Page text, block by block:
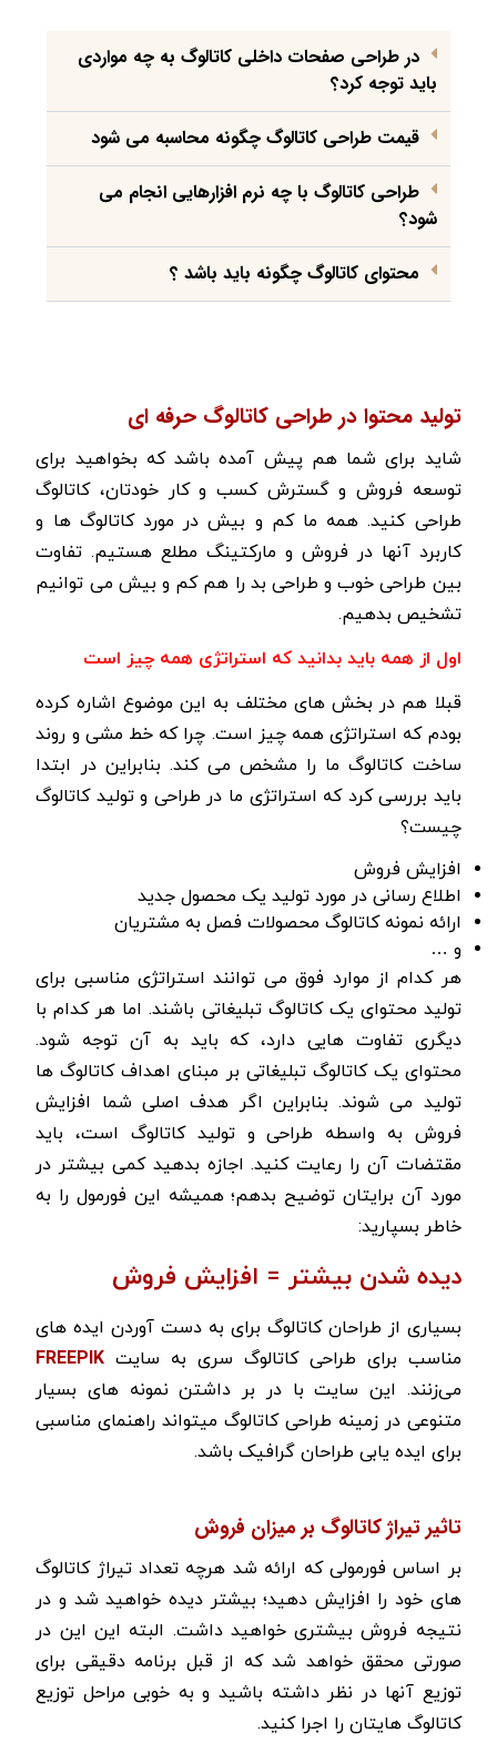
در طراحی صفحات داخلی کاتالوگ به چه مواردی
باید توجه کرد؟
قیمت طراحی کاتالوگ چگونه محاسبه می شود
طراحی کاتالوگ با چه نرم افزارهایی انجام می
شود؟
محتوای کاتالوگ چگونه باید باشد ؟
تولید محتوا در طراحی کاتالوگ حرفه ای
شاید برای شما هم پیش آمده باشد که بخواهید برای
توسعه فروش و گسترش کسب و کار خودتان، کاتالوگ
طراحی کنید. همه ما کم و بیش در مورد کاتالوگ ها و
کاربرد آنها در فروش و مارکتینگ مطلع هستیم. تفاوت
بین طراحی خوب و طراحی بد را هم کم و بیش می توانیم
تشخیص بدهیم.
اول از همه باید بدانید که استراتژی همه چیز است
قبلا هم در بخش های مختلف به این موضوع اشاره کرده
بودم که استراتژی همه چیز است. چرا که خط مشی و روند
ساخت کاتالوگ ما را مشخص می کند. بنابراین در ابتدا
باید بررسی کرد که استراتژی ما در طراحی و تولید کاتالوگ
چیست؟
افزایش فروش
اطلاع رسانی در مورد تولید یک محصول جدید
ارائه نمونه کاتالوگ محصولات فصل به مشتریان
و …
هر کدام از موارد فوق می توانند استراتژی مناسبی برای
تولید محتوای یک کاتالوگ تبلیغاتی باشند. اما هر کدام با
دیگری تفاوت هایی دارد، که باید به آن توجه شود.
محتوای یک کاتالوگ تبلیغاتی بر مبنای اهداف کاتالوگ ها
تولید می شوند. بنابراین اگر هدف اصلی شما افزایش
فروش به واسطه طراحی و تولید کاتالوگ است، باید
مقتضات آن را رعایت کنید. اجازه بدهید کمی بیشتر در
مورد آن برایتان توضیح بدهم؛ همیشه این فورمول را به
خاطر بسپارید:
دیده شدن بیشتر = افزایش فروش
بسیاری از طراحان کاتالوگ برای به دست آوردن ایده های
مناسب برای طراحی کاتالوگ سری به سایت FREEPIK
می‌زنند. این سایت با در بر داشتن نمونه های بسیار
متنوعی در زمینه طراحی کاتالوگ میتواند راهنمای مناسبی
برای ایده یابی طراحان گرافیک باشد.
تاثیر تیراژ کاتالوگ بر میزان فروش
بر اساس فورمولی که ارائه شد هرچه تعداد تیراژ کاتالوگ
های خود را افزایش دهید؛ بیشتر دیده خواهید شد و در
نتیجه فروش بیشتری خواهید داشت. البته این این در
صورتی محقق خواهد شد که از قبل برنامه دقیقی برای
توزیع آنها در نظر داشته باشید و به خوبی مراحل توزیع
کاتالوگ هایتان را اجرا کنید.